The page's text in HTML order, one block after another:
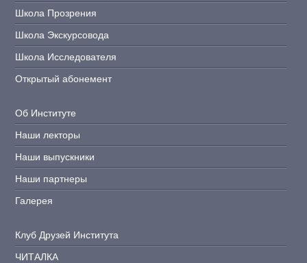
Школа Прозрения
Школа Экскурсовода
Школа Исследователя
Открытый абонемент
Об Институте
Наши лекторы
Наши выпускники
Наши партнеры
Галерея
Клуб Друзей Института
ЧИТАЛКА